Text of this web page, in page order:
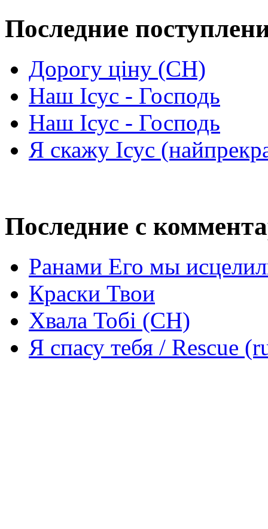
Последние
Дорогу ціну (СН)
Наш Ісус - Господь
Наш Ісус - Господь
Я скажу Ісус
Последние с
Ранами Его мы
Краски Твои
Хвала Тобі (СН)
Я спасу тебя / Rescue